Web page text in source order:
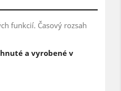
funkcií. Časový rozsah
a vyrobené v